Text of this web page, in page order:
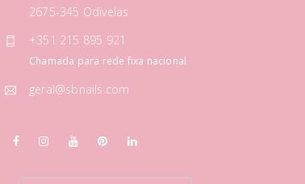
2675-345 Odivelas
+351 215 895 921
Chamada para rede fixa nacional
geral@sbnails.com